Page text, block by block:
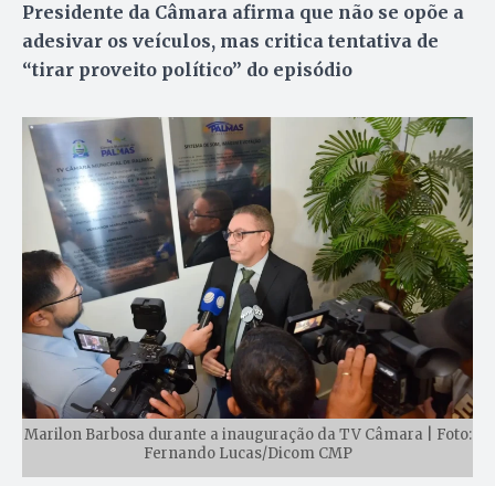
Presidente da Câmara afirma que não se opõe a
adesivar os veículos, mas critica tentativa de
“tirar proveito político” do episódio
Marilon Barbosa durante a inauguração da TV Câmara | Foto:
Fernando Lucas/Dicom CMP